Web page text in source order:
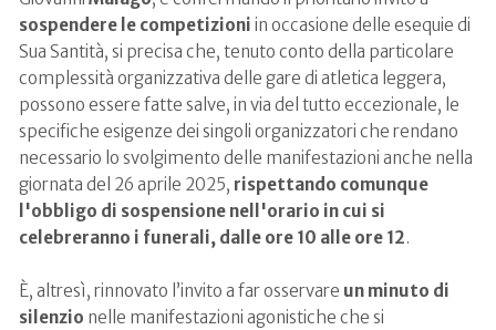
sospendere le competizioni in occasione delle esequie di
Sua Santità, si precisa che, tenuto conto della particolare
complessità organizzativa delle gare di atletica leggera,
possono essere fatte salve, in via del tutto eccezionale, le
specifiche esigenze dei singoli organizzatori che rendano
necessario lo svolgimento delle manifestazioni anche nella
giornata del 26 aprile 2025, rispettando comunque
l'obbligo di sospensione nell'orario in cui si
celebreranno i funerali, dalle ore 10 alle ore 12.
È, altresì, rinnovato l’invito a far osservare un minuto di
silenzio nelle manifestazioni agonistiche che si